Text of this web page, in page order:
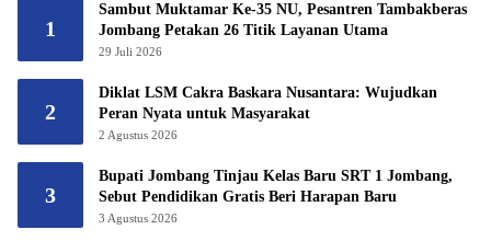
1
Sambut Muktamar Ke-35 NU, Pesantren Tambakberas
Jombang Petakan 26 Titik Layanan Utama
29 Juli 2026
2
Diklat LSM Cakra Baskara Nusantara: Wujudkan
Peran Nyata untuk Masyarakat
2 Agustus 2026
3
Bupati Jombang Tinjau Kelas Baru SRT 1 Jombang,
Sebut Pendidikan Gratis Beri Harapan Baru
3 Agustus 2026